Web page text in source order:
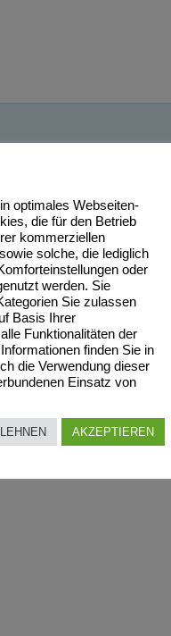
verarbeitet werden.
optimales Webseiten-
die für den Betrieb
kommerziellen
solche, die lediglich
oder
werden. Sie
Sie zulassen
Basis Ihrer
Funktionalitäten der
finden Sie in
die Verwendung dieser
Einsatz von
AKZEPTIEREN